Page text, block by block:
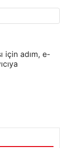
için adım, e-